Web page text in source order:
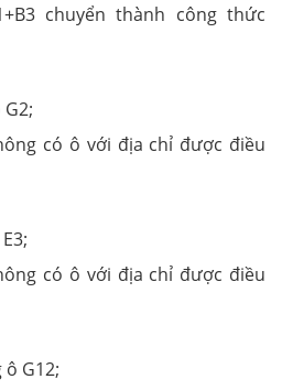
chuyển thành công thức
có ô với địa chỉ được điều
có ô với địa chỉ được điều
ô G12;